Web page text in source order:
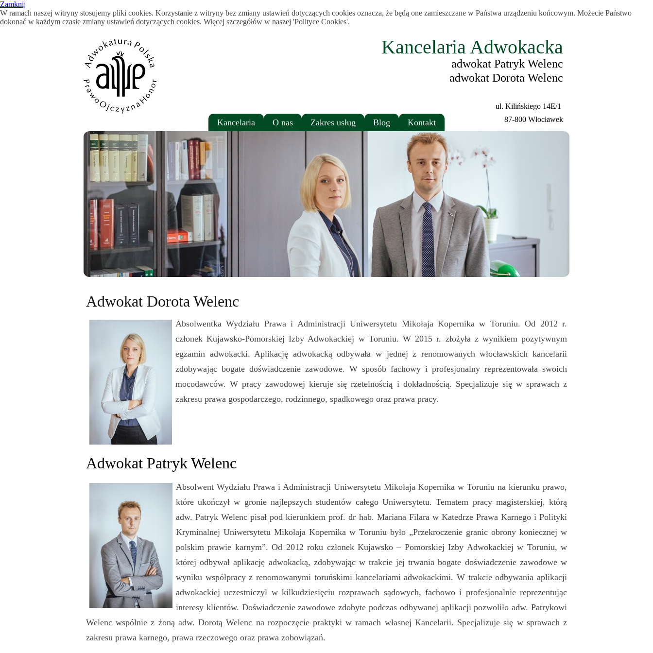
Zamknij
W ramach naszej witryny stosujemy pliki cookies. Korzystanie z witryny bez zmiany ustawień dotyczących cookies oznacza, że będą one zamieszczane w Państwa urządzeniu końcowym. Możecie Państwo
dokonać w każdym czasie zmiany ustawień dotyczących cookies. Więcej szczegółów w naszej 'Polityce Cookies'.
Kancelaria Adwokacka
adwokat Patryk Welenc
adwokat Dorota Welenc
ul. Kilińskiego 14E/1
87-800 Włocławek
Kancelaria O nas Zakres usług Blog Kontakt
Adwokat Dorota Welenc
Absolwentka Wydziału Prawa i Administracji Uniwersytetu Mikołaja Kopernika w Toruniu. Od 2012 r.
członek Kujawsko-Pomorskiej Izby Adwokackiej w Toruniu. W 2015 r. złożyła z wynikiem pozytywnym
egzamin adwokacki. Aplikację adwokacką odbywała w jednej z renomowanych włocławskich kancelarii
zdobywając bogate doświadczenie zawodowe. W sposób fachowy i profesjonalny reprezentowała swoich
mocodawców. W pracy zawodowej kieruje się rzetelnością i dokładnością. Specjalizuje się w sprawach z
zakresu prawa gospodarczego, rodzinnego, spadkowego oraz prawa pracy.
Adwokat Patryk Welenc
Absolwent Wydziału Prawa i Administracji Uniwersytetu Mikołaja Kopernika w Toruniu na kierunku prawo,
które ukończył w gronie najlepszych studentów całego Uniwersytetu. Tematem pracy magisterskiej, którą
adw. Patryk Welenc pisał pod kierunkiem prof. dr hab. Mariana Filara w Katedrze Prawa Karnego i Polityki
Kryminalnej Uniwersytetu Mikołaja Kopernika w Toruniu było „Przekroczenie granic obrony koniecznej w
polskim prawie karnym”. Od 2012 roku członek Kujawsko – Pomorskiej Izby Adwokackiej w Toruniu, w
której odbywał aplikację adwokacką, zdobywając w trakcie jej trwania bogate doświadczenie zawodowe w
wyniku współpracy z renomowanymi toruńskimi kancelariami adwokackimi. W trakcie odbywania aplikacji
adwokackiej uczestniczył w kilkudziesięciu rozprawach sądowych, fachowo i profesjonalnie reprezentując
interesy klientów. Doświadczenie zawodowe zdobyte podczas odbywanej aplikacji pozwoliło adw. Patrykowi
Welenc wspólnie z żoną adw. Dorotą Welenc na rozpoczęcie praktyki w ramach własnej Kancelarii. Specjalizuje się w sprawach z
zakresu prawa karnego, prawa rzeczowego oraz prawa zobowiązań.